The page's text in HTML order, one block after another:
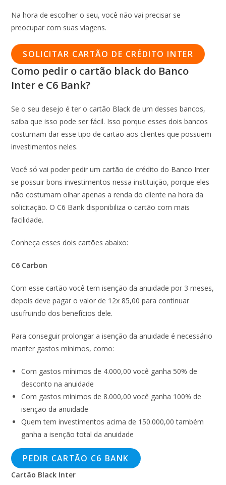
Na hora de escolher o seu, você não vai precisar se
preocupar com suas viagens.
SOLICITAR CARTÃO DE CRÉDITO INTER
Como pedir o cartão black do Banco
Inter e C6 Bank?
Se o seu desejo é ter o cartão Black de um desses bancos,
saiba que isso pode ser fácil. Isso porque esses dois bancos
costumam dar esse tipo de cartão aos clientes que possuem
investimentos neles.
Você só vai poder pedir um cartão de crédito do Banco Inter
se possuir bons investimentos nessa instituição, porque eles
não costumam olhar apenas a renda do cliente na hora da
solicitação. O C6 Bank disponibiliza o cartão com mais
facilidade.
Conheça esses dois cartões abaixo:
C6 Carbon
Com esse cartão você tem isenção da anuidade por 3 meses,
depois deve pagar o valor de 12x 85,00 para continuar
usufruindo dos benefícios dele.
Para conseguir prolongar a isenção da anuidade é necessário
manter gastos mínimos, como:
Com gastos mínimos de 4.000,00 você ganha 50% de
desconto na anuidade
Com gastos mínimos de 8.000,00 você ganha 100% de
isenção da anuidade
Quem tem investimentos acima de 150.000,00 também
ganha a isenção total da anuidade
PEDIR CARTÃO C6 BANK
Cartão Black Inter